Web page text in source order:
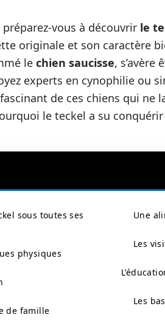
vous à découvrir le
originale et son caractère
le chien saucisse, s’avère
experts en cynophilie ou
de ces chiens qui
le teckel a su
sous toutes ses
physiques
de famille
Une
Les
Les